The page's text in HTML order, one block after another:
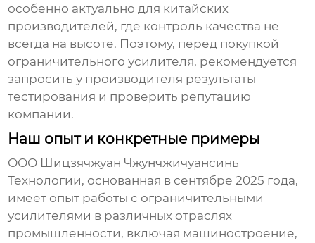
особенно актуально для китайских
производителей, где контроль качества не
всегда на высоте. Поэтому, перед покупкой
ограничительного усилителя, рекомендуется
запросить у производителя результаты
тестирования и проверить репутацию
компании.
Наш опыт и конкретные примеры
ООО Шицзячжуан Чжунчжичуансинь
Технологии, основанная в сентябре 2025 года,
имеет опыт работы с ограничительными
усилителями в различных отраслях
промышленности, включая машиностроение,